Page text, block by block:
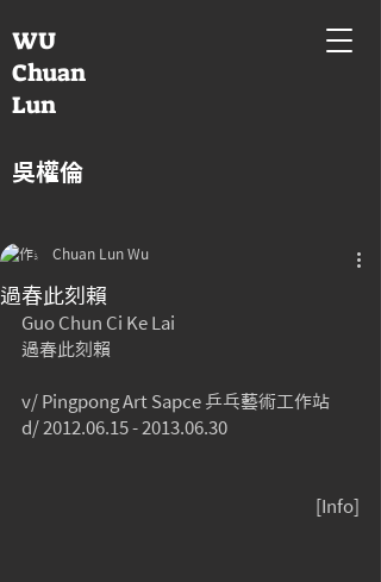
WU
Chuan
Lun
吳權倫
過春此刻賴
Chuan Lun Wu
Guo Chun Ci Ke Lai
過春此刻賴
v/ Pingpong Art Sapce 乒乓藝術工作站
d/ 2012.06.15 - 2013.06.30
Info]